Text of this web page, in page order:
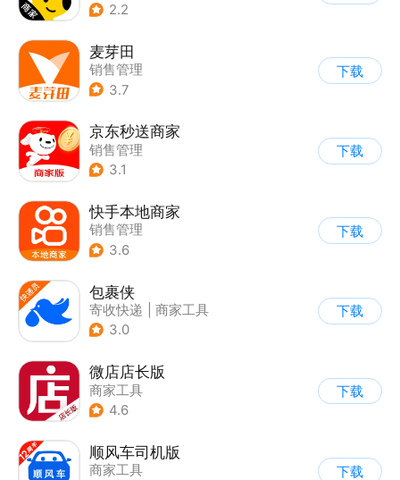
2.2
麦芽田
销售管理
3.7
下载
京东秒送商家
销售管理
3.1
下载
快手本地商家
销售管理
3.6
下载
包裹侠
寄收快递
商家工具
3.0
下载
微店店长版
商家工具
4.6
下载
顺风车司机版
商家工具
下载